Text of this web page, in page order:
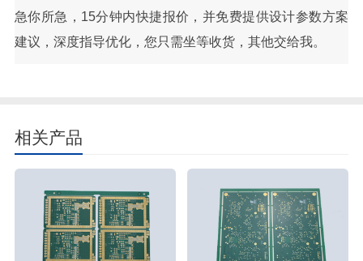
急你所急，15分钟内快捷报价，并免费提供设计参数方案
建议，深度指导优化，您只需坐等收货，其他交给我。
相关产品